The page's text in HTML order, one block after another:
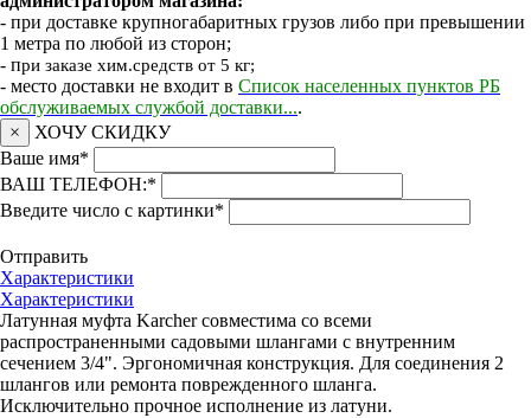
- при доставке крупногабаритных грузов либо при превышении
1 метра по любой из сторон;
- при заказе хим.средств от 5 кг;
- место доставки не входит в Список населенных пунктов РБ
обслуживаемых службой доставки....
×
ХОЧУ СКИДКУ
Ваше имя*
ВАШ ТЕЛЕФОН:*
Введите число с картинки*
Отправить
Характеристики
Характеристики
Латунная муфта Karcher совместима со всеми
распространенными садовыми шлангами с внутренним
сечением 3/4". Эргономичная конструкция. Для соединения 2
шлангов или ремонта поврежденного шланга.
Исключительно прочное исполнение из латуни.